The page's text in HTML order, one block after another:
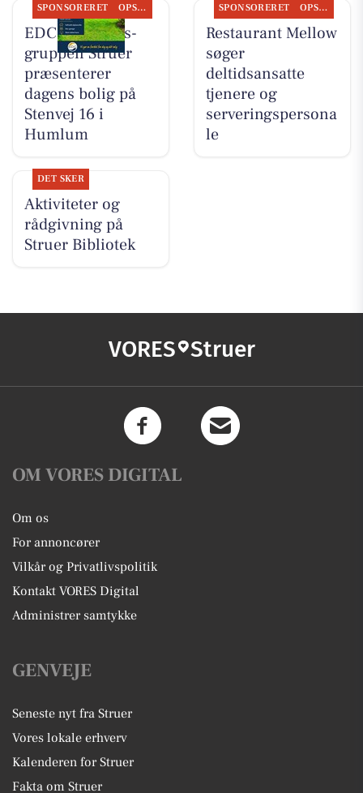
SPONSORERET OPSLAGSTAVLEN
EDC Ejen­doms­
grup­pen Struer
præsenterer
dagens bolig på
Stenvej 16 i
Humlum
SPONSORERET OPSLAGSTAVLEN
Restaurant Mellow
søger
deltidsansatte
tjenere og
serveringspersona
le
DET SKER
Aktiviteter og
rådgivning på
Struer Bibliotek
VORES Struer
OM VORES DIGITAL
Om os
For annoncører
Vilkår og Privatlivspolitik
Kontakt VORES Digital
Administrer samtykke
GENVEJE
Seneste nyt fra Struer
Vores lokale erhverv
Kalenderen for Struer
Fakta om Struer